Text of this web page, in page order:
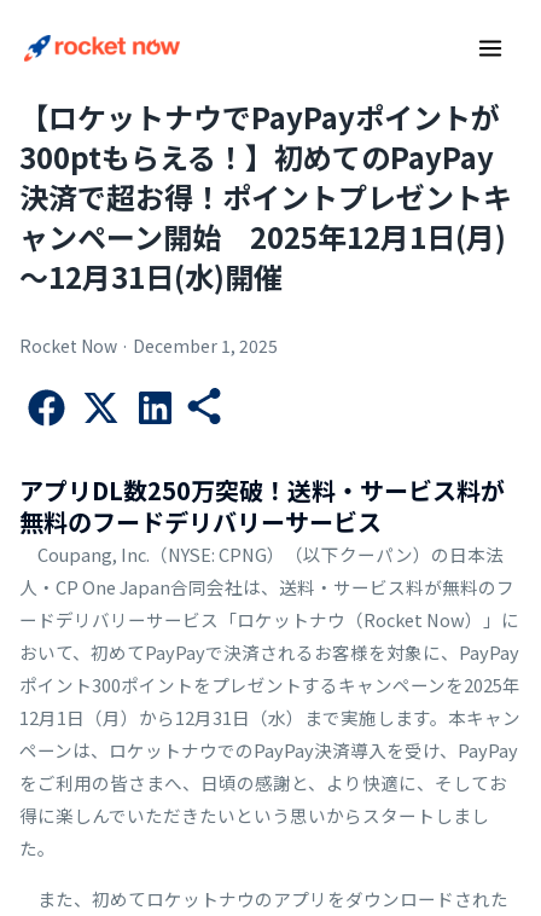
【ロケットナウでPayPayポイントが
300ptもらえる！】初めてのPayPay
決済で超お得！ポイントプレゼントキ
ャンペーン開始 2025年12月1日(月)
～12月31日(水)開催
Rocket Now · December 1, 2025
アプリDL数250万突破！送料・サービス料が
無料のフードデリバリーサービス
Coupang, Inc.（NYSE: CPNG）（以下クーパン）の日本法
人・CP One Japan合同会社は、送料・サービス料が無料のフ
ードデリバリーサービス「ロケットナウ（Rocket Now）」に
おいて、初めてPayPayで決済されるお客様を対象に、PayPay
ポイント300ポイントをプレゼントするキャンペーンを2025年
12月1日（月）から12月31日（水）まで実施します。本キャン
ペーンは、ロケットナウでのPayPay決済導入を受け、PayPay
をご利用の皆さまへ、日頃の感謝と、より快適に、そしてお
得に楽しんでいただきたいという思いからスタートしまし
た。
また、初めてロケットナウのアプリをダウンロードされた